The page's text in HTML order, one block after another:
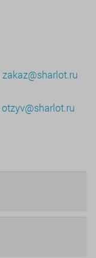
zakaz@sharlot.ru
otzyv@sharlot.ru